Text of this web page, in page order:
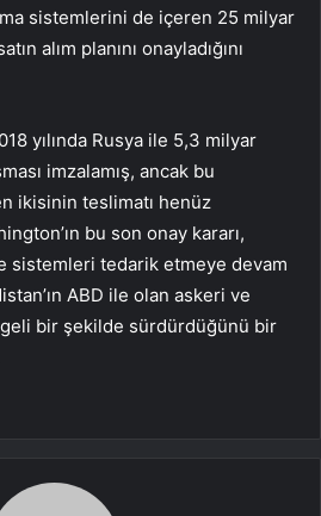
sistemlerini de içeren 25 milyar
alım planını onayladığını
yılında Rusya ile 5,3 milyar
imzalamış, ancak bu
ikisinin teslimatı henüz
bu son onay kararı,
sistemleri tedarik etmeye devam
ABD ile olan askeri ve
bir şekilde sürdürdüğünü bir